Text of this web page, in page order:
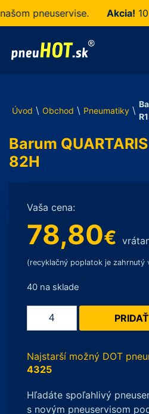
pneuservise. Akcia!10 %
Úvod \ Obchod \ Pneumatiky \
Barum
82H
Vaša cena:
78,80€
(recyklačný poplatok je zahrnutý
40 na sklade
množstvo
5
185/55
82H
Najstarší možný DOT
4325
Hľadáte spoľahlivý
s novým pneuservisom